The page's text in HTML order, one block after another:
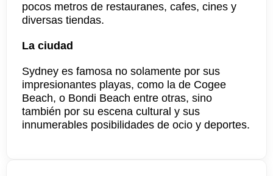
pocos metros de restauranes, cafes, cines y
diversas tiendas.
La ciudad
Sydney es famosa no solamente por sus
impresionantes playas, como la de Cogee
Beach, o Bondi Beach entre otras, sino
también por su escena cultural y sus
innumerables posibilidades de ocio y deportes.